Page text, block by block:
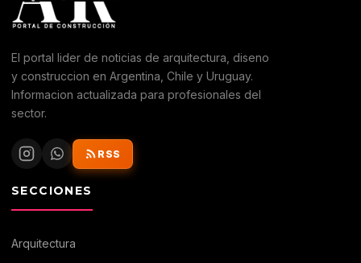
El portal lider de noticias de arquitectura, diseno
y construccion en Argentina, Chile y Uruguay.
Informacion actualizada para profesionales del
sector.
RSS
SECCIONES
Arquitectura